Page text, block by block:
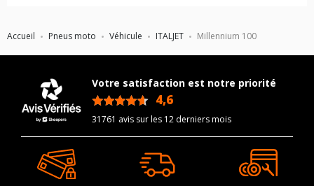
Accueil Pneus moto Véhicule ITALJET Millennium 100
Votre satisfaction est notre priorité
4,6
31761 avis sur les 12 derniers mois